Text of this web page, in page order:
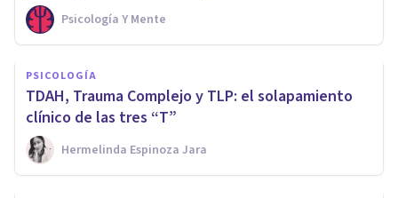
Psicología Y Mente
PSICOLOGÍA
TDAH, Trauma Complejo y TLP: el solapamiento
clínico de las tres “T”
Hermelinda Espinoza Jara